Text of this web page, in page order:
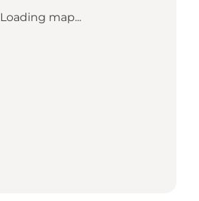
Loading map...